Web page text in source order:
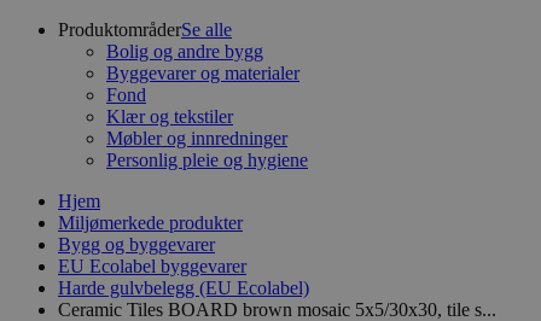
ProduktområderSe alle
Bolig og andre bygg
Byggevarer og materialer
Fond
Klær og tekstiler
Møbler og innredninger
Personlig pleie og hygiene
Hjem
Miljømerkede produkter
Bygg og byggevarer
EU Ecolabel byggevarer
Harde gulvbelegg (EU Ecolabel)
Ceramic Tiles BOARD brown mosaic 5x5/30x30, tile s...